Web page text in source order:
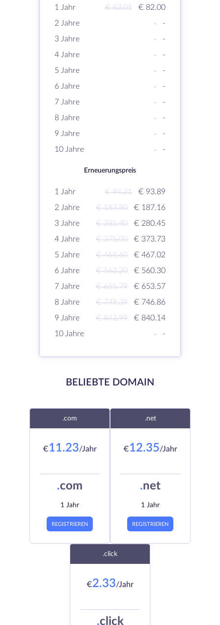
1 Jahr € 82.01
€ 82.00
2 Jahre
-
-
3 Jahre
-
-
4 Jahre
-
-
5 Jahre
-
-
6 Jahre
-
-
7 Jahre
-
-
8 Jahre
-
-
9 Jahre
-
-
10 Jahre
- -
Erneuerungspreis
1 Jahr € 94.21
€ 93.89
2 Jahre
€ 187.80
€ 187.16
3 Jahre
€ 281.40
€ 280.45
4 Jahre
€ 375.00
€ 373.73
5 Jahre
€ 468.60
€ 467.02
6 Jahre
€ 562.20
€ 560.30
7 Jahre
€ 655.79
€ 653.57
8 Jahre
€ 749.39
€ 746.86
9 Jahre
€ 842.99
€ 840.14
10 Jahre
- -
BELIEBTE DOMAIN
.com
€11.23/Jahr
.com
1 Jahr
REGISTRIEREN
.net
€12.35/Jahr
.net
1 Jahr
REGISTRIEREN
.click
€2.33/Jahr
.click